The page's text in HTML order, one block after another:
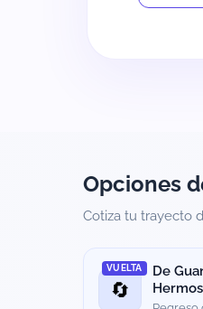
Opciones
Cotiza tu trayecto
🔄
VUELTA
De